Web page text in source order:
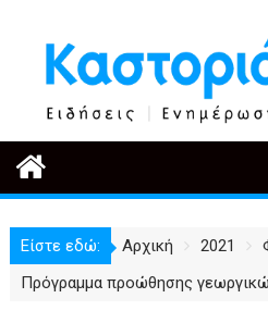
περιεχόμενο
Είστε εδώ: Αρχική 2021
Πρόγραμμα προώθησης